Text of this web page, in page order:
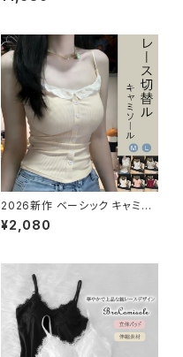
ラ ノンワイヤー インナー キャミ
2026新作 ベーシック キャミソ
ール シンプル 無地 インナー 伸
縮性 フリル かわいい 着回し レ
¥2,080